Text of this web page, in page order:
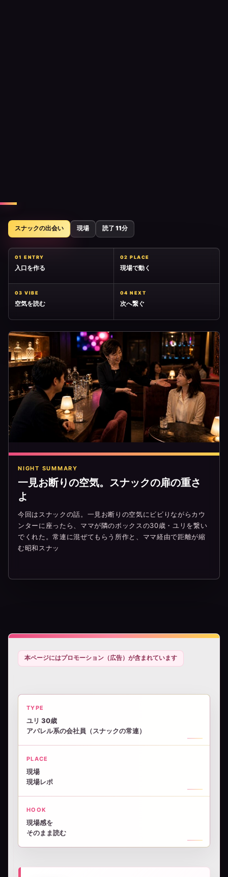
スナックの出会い 現場 読了 11分
01 ENTRY
入口を作る
02 PLACE
現場で動く
03 VIBE
空気を読む
04 NEXT
次へ繋ぐ
NIGHT SUMMARY
一見お断りの空気。スナックの扉の重さ
よ
今回はスナックの話。一見お断りの空気にビビりながらカウ
ンターに座ったら、ママが隣のボックスの30歳・ユリを繋い
でくれた。常連に混ぜてもらう所作と、ママ経由で距離が縮
む昭和スナッ
本ページにはプロモーション（広告）が含まれています
TYPE
ユリ 30歳
アパレル系の会社員（スナックの常連）
PLACE
現場
現場レポ
HOOK
現場感を
そのまま読む